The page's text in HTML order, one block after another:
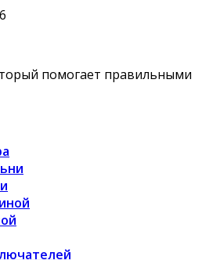
помогает правильными